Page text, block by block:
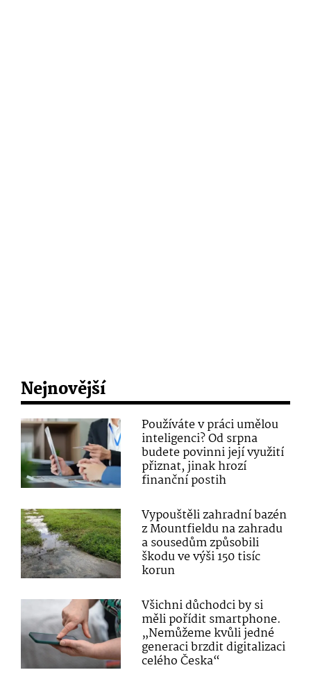
Nejnovější
Používáte v práci umělou
inteligenci? Od srpna
budete povinni její využití
přiznat, jinak hrozí
finanční postih
Vypouštěli zahradní bazén
z Mountfieldu na zahradu
a sousedům způsobili
škodu ve výši 150 tisíc
korun
Všichni důchodci by si
měli pořídit smartphone.
„Nemůžeme kvůli jedné
generaci brzdit digitalizaci
celého Česka“